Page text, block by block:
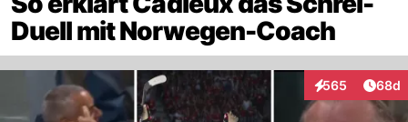
Duell mit Norwegen-Coach
565
Interaktionen
68d